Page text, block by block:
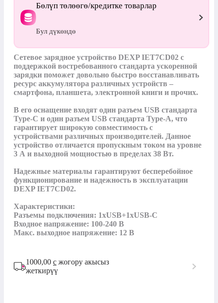
Бөлүп төлөөгө/кредитке товарлар
Бул дүкөндө
Сетевое зарядное устройство DEXP IET7CD02 с
поддержкой востребованного стандарта ускоренной
зарядки поможет довольно быстро восстанавливать
ресурс аккумулятора различных устройств –
смартфона, планшета, электронной книги и прочих.
В его оснащение входят один разъем USB стандарта
Type-C и один разъем USB стандарта Type-A, что
гарантирует широкую совместимость с
устройствами различных производителей. Данное
устройство отличается пропускным током на уровне
3 А и выходной мощностью в пределах 38 Вт.
Надежные материалы гарантируют бесперебойное
функционирование и надежность в эксплуатации
DEXP IET7CD02.
Характеристики:
Разъемы подключения: 1xUSB+1xUSB-C
Входное напряжение: 100-240 В
Макс. выходное напряжение: 12 В
1000,00 с жогору акысыз
жеткирүү